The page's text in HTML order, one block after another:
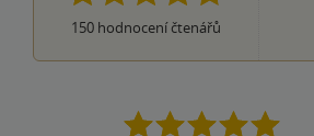
150 hodnocení čtenářů